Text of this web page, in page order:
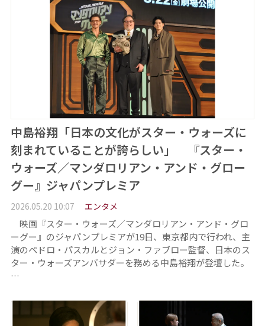
中島裕翔「日本の文化がスター・ウォーズに
刻まれていることが誇らしい」 『スター・
ウォーズ／マンダロリアン・アンド・グロー
グー』ジャパンプレミア
2026.05.20 10:07 エンタメ
映画『スター・ウォーズ／マンダロリアン・アンド・グロ
ーグー』のジャパンプレミアが19日、東京都内で行われ、主
演のペドロ・パスカルとジョン・ファブロー監督、日本のス
ター・ウォーズアンバサダーを務める中島裕翔が登壇した。
…